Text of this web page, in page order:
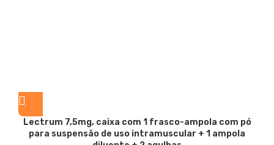
Lectrum 7,5mg, caixa com 1 frasco-ampola com pó
para suspensão de uso intramuscular + 1 ampola